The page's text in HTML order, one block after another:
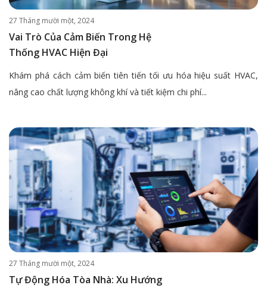
27 Tháng mười một, 2024
Vai Trò Của Cảm Biến Trong Hệ
Thống HVAC Hiện Đại
Khám phá cách cảm biến tiên tiến tối ưu hóa hiệu suất HVAC,
nâng cao chất lượng không khí và tiết kiệm chi phí...
27 Tháng mười một, 2024
Tự Động Hóa Tòa Nhà: Xu Hướng